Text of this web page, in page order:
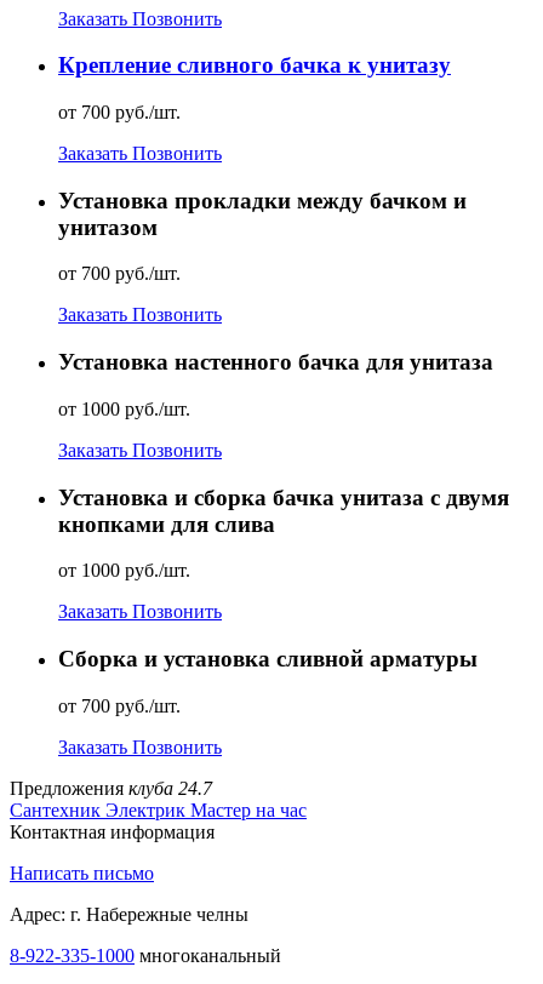
Заказать Позвонить
Крепление сливного бачка к унитазу
от 700 руб./шт.
Заказать Позвонить
Установка прокладки между бачком и
унитазом
от 700 руб./шт.
Заказать Позвонить
Установка настенного бачка для унитаза
от 1000 руб./шт.
Заказать Позвонить
Установка и сборка бачка унитаза с двумя
кнопками для слива
от 1000 руб./шт.
Заказать Позвонить
Сборка и установка сливной арматуры
от 700 руб./шт.
Заказать Позвонить
Предложения клуба 24.7
Сантехник Электрик Мастер на час
Контактная информация
Написать письмо
Адрес: г. Набережные челны
8-922-335-1000 многоканальный